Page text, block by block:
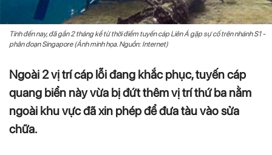
Tính đến nay, đã gần 2 tháng kể từ thời điểm tuyến cáp Liên Á gặp sự cố trên nhánh S1 -
phân đoạn Singapore (Ảnh minh họa. Nguồn: Internet)
Ngoài 2 vị trí cáp lỗi đang khắc phục, tuyến cáp
quang biển này vừa bị đứt thêm vị trí thứ ba nằm
ngoài khu vực đã xin phép để đưa tàu vào sửa
chữa.